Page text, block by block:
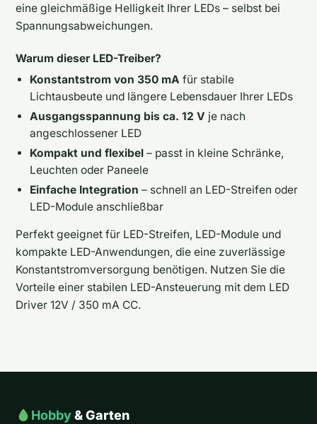
eine gleichmäßige Helligkeit Ihrer LEDs – selbst bei
Spannungsabweichungen.
Warum dieser LED-Treiber?
Konstantstrom von 350 mA für stabile
Lichtausbeute und längere Lebensdauer Ihrer LEDs
Ausgangsspannung bis ca. 12 V je nach
angeschlossener LED
Kompakt und flexibel – passt in kleine Schränke,
Leuchten oder Paneele
Einfache Integration – schnell an LED-Streifen oder
LED-Module anschließbar
Perfekt geeignet für LED-Streifen, LED-Module und
kompakte LED-Anwendungen, die eine zuverlässige
Konstantstromversorgung benötigen. Nutzen Sie die
Vorteile einer stabilen LED-Ansteuerung mit dem LED
Driver 12V / 350 mA CC.
Hobby& Garten